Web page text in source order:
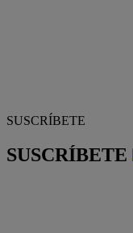
SUSCRÍBETE
SUSCRÍBETE